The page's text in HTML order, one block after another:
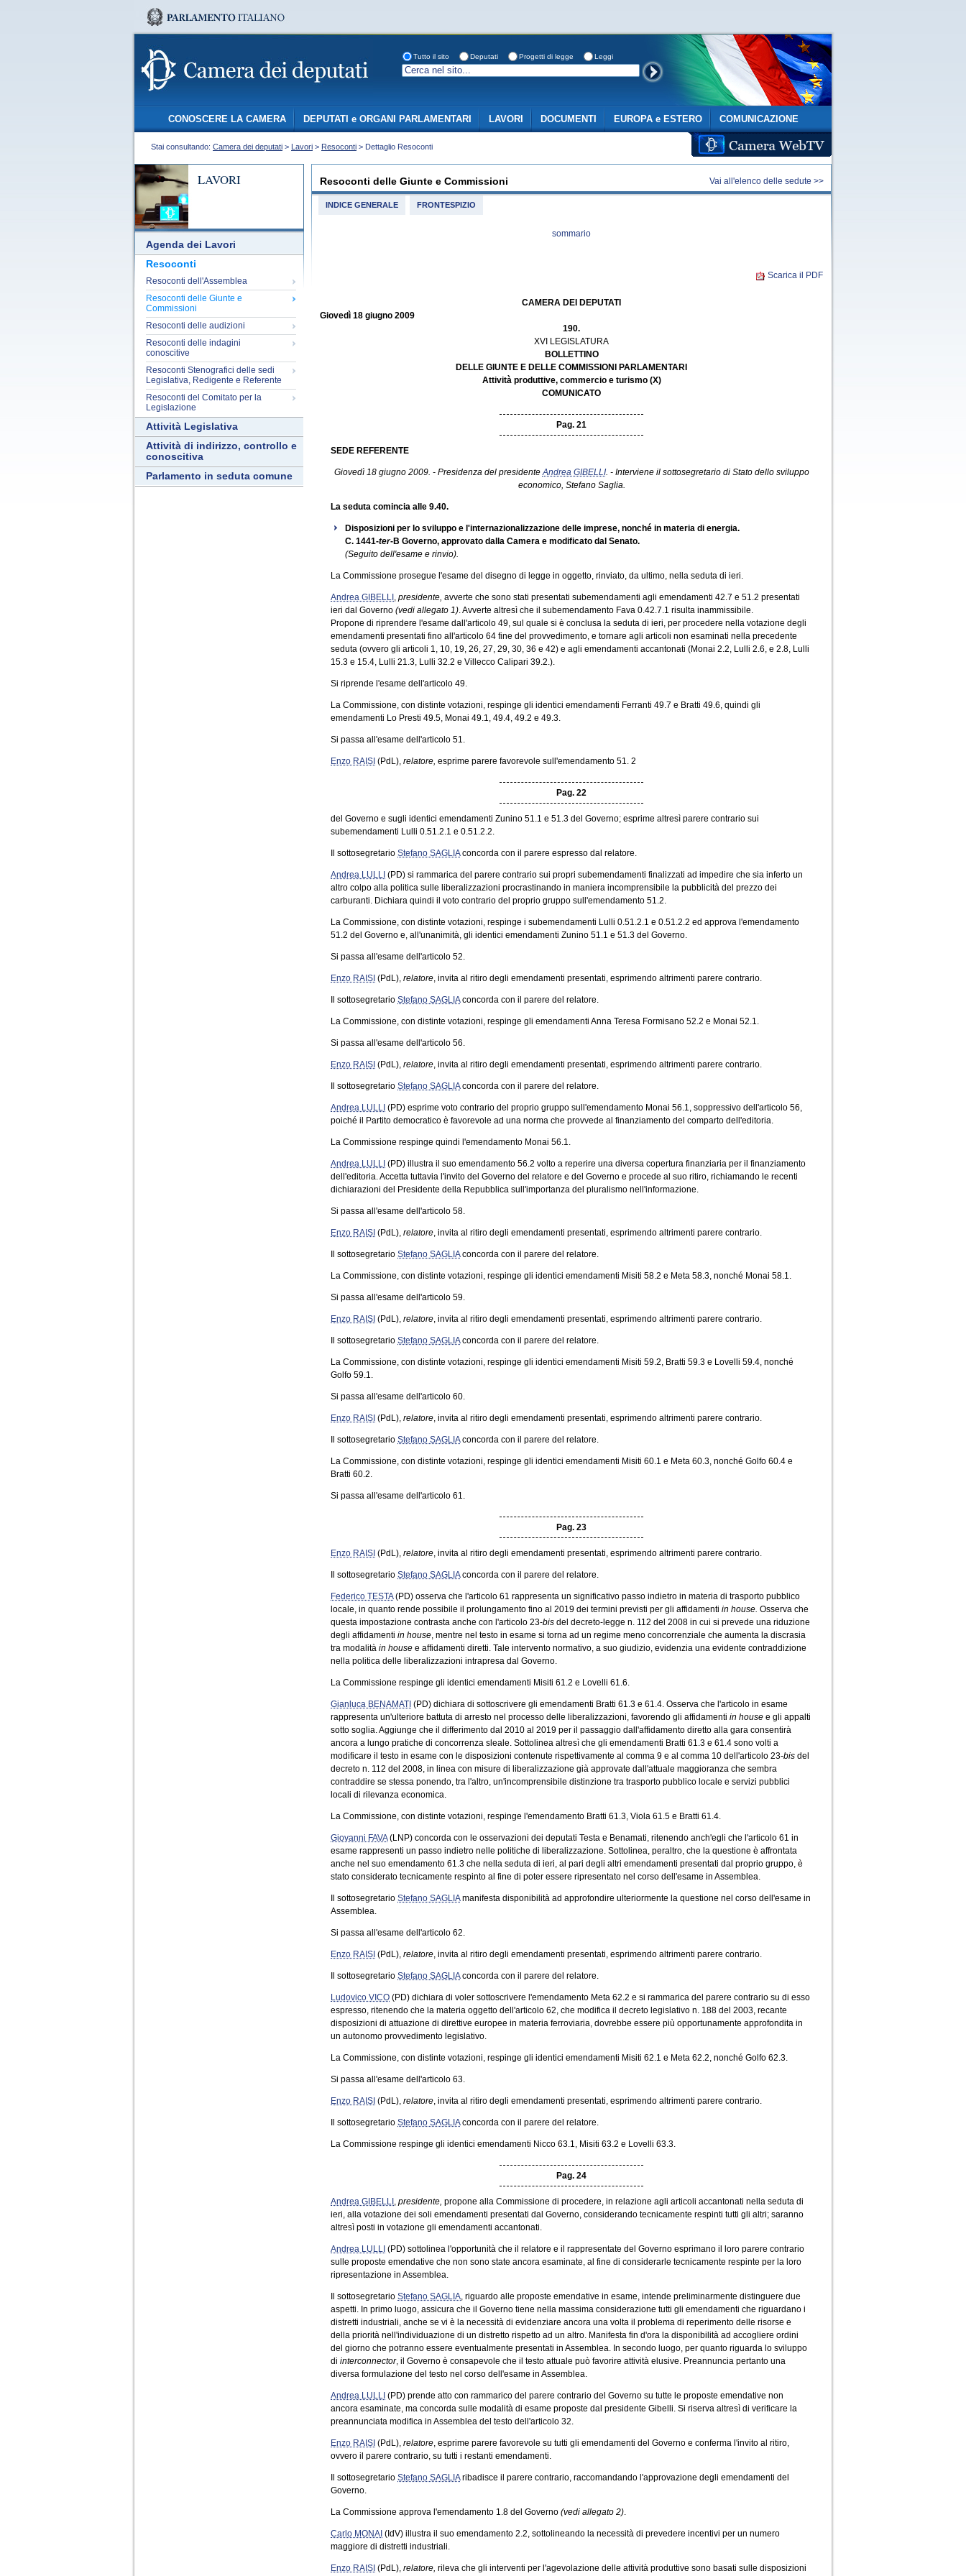
Tutto il sito Deputati Progetti di legge Leggi
CONOSCERE LA CAMERA DEPUTATI e ORGANI PARLAMENTARI LAVORI DOCUMENTI EUROPA e ESTERO COMUNICAZIONE
Stai consultando: Camera dei deputati > Lavori > Resoconti > Dettaglio Resoconti
LAVORI
Agenda dei Lavori
Resoconti
Resoconti dell'Assemblea
Resoconti delle Giunte e
Commissioni
Resoconti delle audizioni
Resoconti delle indagini
conoscitive
Resoconti Stenografici delle sedi
Legislativa, Redigente e Referente
Resoconti del Comitato per la
Legislazione
Attività Legislativa
Attività di indirizzo, controllo e
conoscitiva
Parlamento in seduta comune
Resoconti delle Giunte e Commissioni Vai all'elenco delle sedute >>
INDICE GENERALE FRONTESPIZIO
sommario
Scarica il PDF
CAMERA DEI DEPUTATI
Giovedì 18 giugno 2009
190.
XVI LEGISLATURA
BOLLETTINO
DELLE GIUNTE E DELLE COMMISSIONI PARLAMENTARI
Attività produttive, commercio e turismo (X)
COMUNICATO
Pag. 21
SEDE REFERENTE
Giovedì 18 giugno 2009. - Presidenza del presidenteAndrea GIBELLI. - Interviene il sottosegretario di Stato dello sviluppo
economico, Stefano Saglia.
La seduta comincia alle 9.40.
Disposizioni per lo sviluppo e l'internazionalizzazione delle imprese, nonché in materia di energia.
C. 1441-ter-B Governo, approvato dalla Camera e modificato dal Senato.
(Seguito dell'esame e rinvio).
La Commissione prosegue l'esame del disegno di legge in oggetto, rinviato, da ultimo, nella seduta di ieri.
Andrea GIBELLI , presidente, avverte che sono stati presentati subemendamenti agli emendamenti 42.7 e 51.2 presentati
ieri dal Governo (vedi allegato 1). Avverte altresì che il subemendamento Fava 0.42.7.1 risulta inammissibile.
Propone di riprendere l'esame dall'articolo 49, sul quale si è conclusa la seduta di ieri, per procedere nella votazione degli
emendamenti presentati fino all'articolo 64 fine del provvedimento, e tornare agli articoli non esaminati nella precedente
seduta (ovvero gli articoli 1, 10, 19, 26, 27, 29, 30, 36 e 42) e agli emendamenti accantonati (Monai 2.2, Lulli 2.6, e 2.8, Lulli
15.3 e 15.4, Lulli 21.3, Lulli 32.2 e Villecco Calipari 39.2.).
Si riprende l'esame dell'articolo 49.
La Commissione, con distinte votazioni, respinge gli identici emendamenti Ferranti 49.7 e Bratti 49.6, quindi gli
emendamenti Lo Presti 49.5, Monai 49.1, 49.4, 49.2 e 49.3.
Si passa all'esame dell'articolo 51.
Enzo RAISI (PdL), relatore, esprime parere favorevole sull'emendamento 51. 2
Pag. 22
del Governo e sugli identici emendamenti Zunino 51.1 e 51.3 del Governo; esprime altresì parere contrario sui
subemendamenti Lulli 0.51.2.1 e 0.51.2.2.
Il sottosegretario Stefano SAGLIAconcorda con il parere espresso dal relatore.
Andrea LULLI (PD) si rammarica del parere contrario sui propri subemendamenti finalizzati ad impedire che sia inferto un
altro colpo alla politica sulle liberalizzazioni procrastinando in maniera incomprensibile la pubblicità del prezzo dei
carburanti. Dichiara quindi il voto contrario del proprio gruppo sull'emendamento 51.2.
La Commissione, con distinte votazioni, respinge i subemendamenti Lulli 0.51.2.1 e 0.51.2.2 ed approva l'emendamento
51.2 del Governo e, all'unanimità, gli identici emendamenti Zunino 51.1 e 51.3 del Governo.
Si passa all'esame dell'articolo 52.
Enzo RAISI (PdL), relatore, invita al ritiro degli emendamenti presentati, esprimendo altrimenti parere contrario.
Il sottosegretario Stefano SAGLIAconcorda con il parere del relatore.
La Commissione, con distinte votazioni, respinge gli emendamenti Anna Teresa Formisano 52.2 e Monai 52.1.
Si passa all'esame dell'articolo 56.
Enzo RAISI (PdL), relatore, invita al ritiro degli emendamenti presentati, esprimendo altrimenti parere contrario.
Il sottosegretario Stefano SAGLIAconcorda con il parere del relatore.
Andrea LULLI (PD) esprime voto contrario del proprio gruppo sull'emendamento Monai 56.1, soppressivo dell'articolo 56,
poiché il Partito democratico è favorevole ad una norma che provvede al finanziamento del comparto dell'editoria.
La Commissione respinge quindi l'emendamento Monai 56.1.
Andrea LULLI (PD) illustra il suo emendamento 56.2 volto a reperire una diversa copertura finanziaria per il finanziamento
dell'editoria. Accetta tuttavia l'invito del Governo del relatore e del Governo e procede al suo ritiro, richiamando le recenti
dichiarazioni del Presidente della Repubblica sull'importanza del pluralismo nell'informazione.
Si passa all'esame dell'articolo 58.
Enzo RAISI (PdL), relatore, invita al ritiro degli emendamenti presentati, esprimendo altrimenti parere contrario.
Il sottosegretario Stefano SAGLIAconcorda con il parere del relatore.
La Commissione, con distinte votazioni, respinge gli identici emendamenti Misiti 58.2 e Meta 58.3, nonché Monai 58.1.
Si passa all'esame dell'articolo 59.
Enzo RAISI (PdL), relatore, invita al ritiro degli emendamenti presentati, esprimendo altrimenti parere contrario.
Il sottosegretario Stefano SAGLIAconcorda con il parere del relatore.
La Commissione, con distinte votazioni, respinge gli identici emendamenti Misiti 59.2, Bratti 59.3 e Lovelli 59.4, nonché
Golfo 59.1.
Si passa all'esame dell'articolo 60.
Enzo RAISI (PdL), relatore, invita al ritiro degli emendamenti presentati, esprimendo altrimenti parere contrario.
Il sottosegretario Stefano SAGLIAconcorda con il parere del relatore.
La Commissione, con distinte votazioni, respinge gli identici emendamenti Misiti 60.1 e Meta 60.3, nonché Golfo 60.4 e
Bratti 60.2.
Si passa all'esame dell'articolo 61.
Pag. 23
Enzo RAISI (PdL), relatore, invita al ritiro degli emendamenti presentati, esprimendo altrimenti parere contrario.
Il sottosegretario Stefano SAGLIAconcorda con il parere del relatore.
Federico TESTA(PD) osserva che l'articolo 61 rappresenta un significativo passo indietro in materia di trasporto pubblico
locale, in quanto rende possibile il prolungamento fino al 2019 dei termini previsti per gli affidamenti in house. Osserva che
questa impostazione contrasta anche con l'articolo 23-bis del decreto-legge n. 112 del 2008 in cui si prevede una riduzione
degli affidamenti in house, mentre nel testo in esame si torna ad un regime meno concorrenziale che aumenta la discrasia
tra modalità in house e affidamenti diretti. Tale intervento normativo, a suo giudizio, evidenzia una evidente contraddizione
nella politica delle liberalizzazioni intrapresa dal Governo.
La Commissione respinge gli identici emendamenti Misiti 61.2 e Lovelli 61.6.
Gianluca BENAMATI (PD) dichiara di sottoscrivere gli emendamenti Bratti 61.3 e 61.4. Osserva che l'articolo in esame
rappresenta un'ulteriore battuta di arresto nel processo delle liberalizzazioni, favorendo gli affidamenti in house e gli appalti
sotto soglia. Aggiunge che il differimento dal 2010 al 2019 per il passaggio dall'affidamento diretto alla gara consentirà
ancora a lungo pratiche di concorrenza sleale. Sottolinea altresì che gli emendamenti Bratti 61.3 e 61.4 sono volti a
modificare il testo in esame con le disposizioni contenute rispettivamente al comma 9 e al comma 10 dell'articolo 23-bis del
decreto n. 112 del 2008, in linea con misure di liberalizzazione già approvate dall'attuale maggioranza che sembra
contraddire se stessa ponendo, tra l'altro, un'incomprensibile distinzione tra trasporto pubblico locale e servizi pubblici
locali di rilevanza economica.
La Commissione, con distinte votazioni, respinge l'emendamento Bratti 61.3, Viola 61.5 e Bratti 61.4.
Giovanni FAVA(LNP) concorda con le osservazioni dei deputati Testa e Benamati, ritenendo anch'egli che l'articolo 61 in
esame rappresenti un passo indietro nelle politiche di liberalizzazione. Sottolinea, peraltro, che la questione è affrontata
anche nel suo emendamento 61.3 che nella seduta di ieri, al pari degli altri emendamenti presentati dal proprio gruppo, è
stato considerato tecnicamente respinto al fine di poter essere ripresentato nel corso dell'esame in Assemblea.
Il sottosegretario Stefano SAGLIAmanifesta disponibilità ad approfondire ulteriormente la questione nel corso dell'esame in
Assemblea.
Si passa all'esame dell'articolo 62.
Enzo RAISI (PdL), relatore, invita al ritiro degli emendamenti presentati, esprimendo altrimenti parere contrario.
Il sottosegretario Stefano SAGLIAconcorda con il parere del relatore.
Ludovico VICO (PD) dichiara di voler sottoscrivere l'emendamento Meta 62.2 e si rammarica del parere contrario su di esso
espresso, ritenendo che la materia oggetto dell'articolo 62, che modifica il decreto legislativo n. 188 del 2003, recante
disposizioni di attuazione di direttive europee in materia ferroviaria, dovrebbe essere più opportunamente approfondita in
un autonomo provvedimento legislativo.
La Commissione, con distinte votazioni, respinge gli identici emendamenti Misiti 62.1 e Meta 62.2, nonché Golfo 62.3.
Si passa all'esame dell'articolo 63.
Enzo RAISI (PdL), relatore, invita al ritiro degli emendamenti presentati, esprimendo altrimenti parere contrario.
Il sottosegretario Stefano SAGLIAconcorda con il parere del relatore.
La Commissione respinge gli identici emendamenti Nicco 63.1, Misiti 63.2 e Lovelli 63.3.
Pag. 24
Andrea GIBELLI , presidente, propone alla Commissione di procedere, in relazione agli articoli accantonati nella seduta di
ieri, alla votazione dei soli emendamenti presentati dal Governo, considerando tecnicamente respinti tutti gli altri; saranno
altresì posti in votazione gli emendamenti accantonati.
Andrea LULLI (PD) sottolinea l'opportunità che il relatore e il rappresentate del Governo esprimano il loro parere contrario
sulle proposte emendative che non sono state ancora esaminate, al fine di considerarle tecnicamente respinte per la loro
ripresentazione in Assemblea.
Il sottosegretario Stefano SAGLIA, riguardo alle proposte emendative in esame, intende preliminarmente distinguere due
aspetti. In primo luogo, assicura che il Governo tiene nella massima considerazione tutti gli emendamenti che riguardano i
distretti industriali, anche se vi è la necessità di evidenziare ancora una volta il problema di reperimento delle risorse e
della priorità nell'individuazione di un distretto rispetto ad un altro. Manifesta fin d'ora la disponibilità ad accogliere ordini
del giorno che potranno essere eventualmente presentati in Assemblea. In secondo luogo, per quanto riguarda lo sviluppo
di interconnector, il Governo è consapevole che il testo attuale può favorire attività elusive. Preannuncia pertanto una
diversa formulazione del testo nel corso dell'esame in Assemblea.
Andrea LULLI (PD) prende atto con rammarico del parere contrario del Governo su tutte le proposte emendative non
ancora esaminate, ma concorda sulle modalità di esame proposte dal presidente Gibelli. Si riserva altresì di verificare la
preannunciata modifica in Assemblea del testo dell'articolo 32.
Enzo RAISI (PdL), relatore, esprime parere favorevole su tutti gli emendamenti del Governo e conferma l'invito al ritiro,
ovvero il parere contrario, su tutti i restanti emendamenti.
Il sottosegretario Stefano SAGLIAribadisce il parere contrario, raccomandando l'approvazione degli emendamenti del
Governo.
La Commissione approva l'emendamento 1.8 del Governo (vedi allegato 2).
Carlo MONAI (IdV) illustra il suo emendamento 2.2, sottolineando la necessità di prevedere incentivi per un numero
maggiore di distretti industriali.
Enzo RAISI (PdL), relatore, rileva che gli interventi per l'agevolazione delle attività produttive sono basati sulle disposizioni